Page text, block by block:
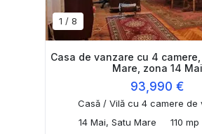
1 / 8
Casa de vanzare cu 4 camere,
Mare, zona 14 Mai
93,990 €
Casă / Vilă cu 4 camere de
14 Mai, Satu Mare
110 mp